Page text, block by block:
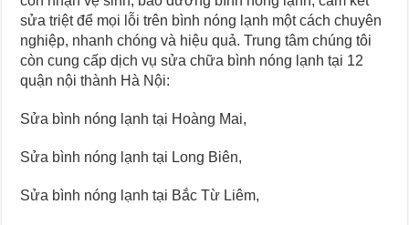
sửa triệt để mọi lỗi trên bình nóng lạnh một cách chuyên
nghiệp, nhanh chóng và hiệu quả. Trung tâm chúng tôi
còn cung cấp dịch vụ sửa chữa bình nóng lạnh tại 12
quận nội thành Hà Nội:
Sửa bình nóng lạnh tại Hoàng Mai,
Sửa bình nóng lạnh tại Long Biên,
Sửa bình nóng lạnh tại Bắc Từ Liêm,